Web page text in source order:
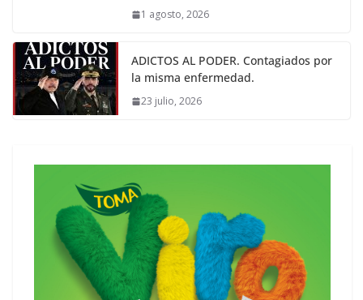
1 agosto, 2026
ADICTOS AL PODER. Contagiados por
la misma enfermedad.
23 julio, 2026